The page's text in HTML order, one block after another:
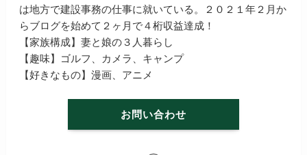
は地方で建設事務の仕事に就いている。２０２１年２月か
らブログを始めて２ヶ月で４桁収益達成！
【家族構成】妻と娘の３人暮らし
【趣味】ゴルフ、カメラ、キャンプ
【好きなもの】漫画、アニメ
お問い合わせ